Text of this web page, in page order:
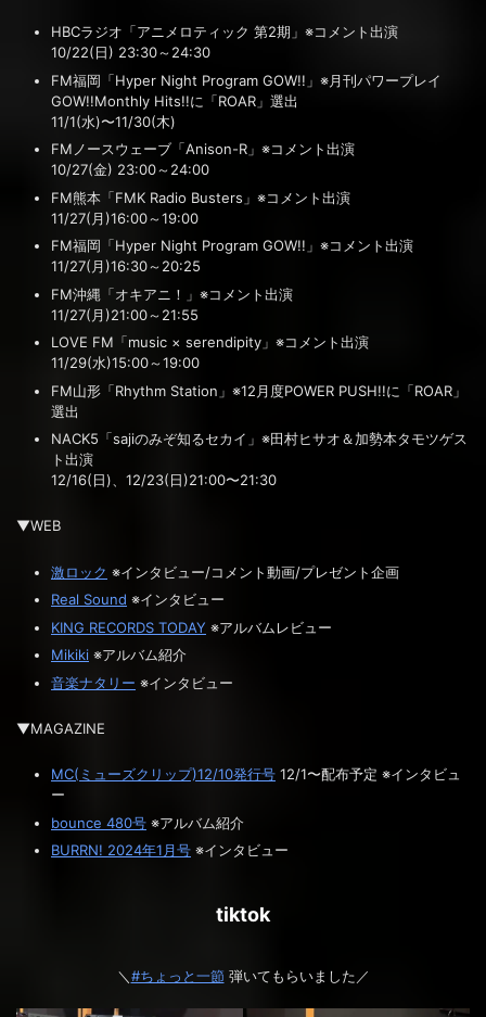
HBCラジオ「アニメロティック 第2期」※コメント出演
10/22(日) 23:30～24:30
FM福岡「Hyper Night Program GOW!!」※月刊パワープレイ
GOW!!Monthly Hits!!に「ROAR」選出
11/1(水)〜11/30(木)
FMノースウェーブ「Anison-R」※コメント出演
10/27(金) 23:00～24:00
FM熊本「FMK Radio Busters」※コメント出演
11/27(月)16:00～19:00
FM福岡「Hyper Night Program GOW!!」※コメント出演
11/27(月)16:30～20:25
FM沖縄「オキアニ！」※コメント出演
11/27(月)21:00～21:55
LOVE FM「music × serendipity」※コメント出演
11/29(水)15:00～19:00
FM山形「Rhythm Station」※12月度POWER PUSH!!に「ROAR」
選出
NACK5「sajiのみぞ知るセカイ」※田村ヒサオ＆加勢本タモツゲス
ト出演
12/16(日)、12/23(日)21:00〜21:30
▼WEB
激ロック ※インタビュー/コメント動画/プレゼント企画
Real Sound ※インタビュー
KING RECORDS TODAY ※アルバムレビュー
Mikiki ※アルバム紹介
音楽ナタリー ※インタビュー
▼MAGAZINE
MC(ミューズクリップ)12/10発行号 12/1〜配布予定 ※インタビュ
ー
bounce 480号 ※アルバム紹介
BURRN! 2024年1月号 ※インタビュー
tiktok
＼#ちょっと一節 弾いてもらいました／